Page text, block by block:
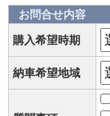
お問合せ内容
購入希望時期
納車希望地域